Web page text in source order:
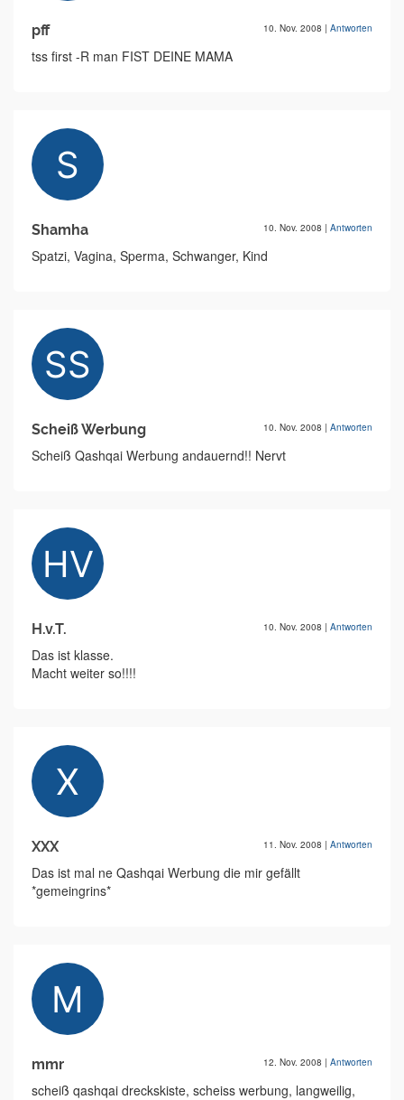
pff 10. Nov. 2008 | Antworten
tss first -R man FIST DEINE MAMA
Shamha 10. Nov. 2008 | Antworten
Spatzi, Vagina, Sperma, Schwanger, Kind
Scheiß Werbung 10. Nov. 2008 | Antworten
Scheiß Qashqai Werbung andauernd!! Nervt
H.v.T. 10. Nov. 2008 | Antworten
Das ist klasse.
Macht weiter so!!!!
XXX 11. Nov. 2008 | Antworten
Das ist mal ne Qashqai Werbung die mir gefällt
*gemeingrins*
mmr 12. Nov. 2008 | Antworten
scheiß qashqai dreckskiste, scheiss werbung, langweilig,